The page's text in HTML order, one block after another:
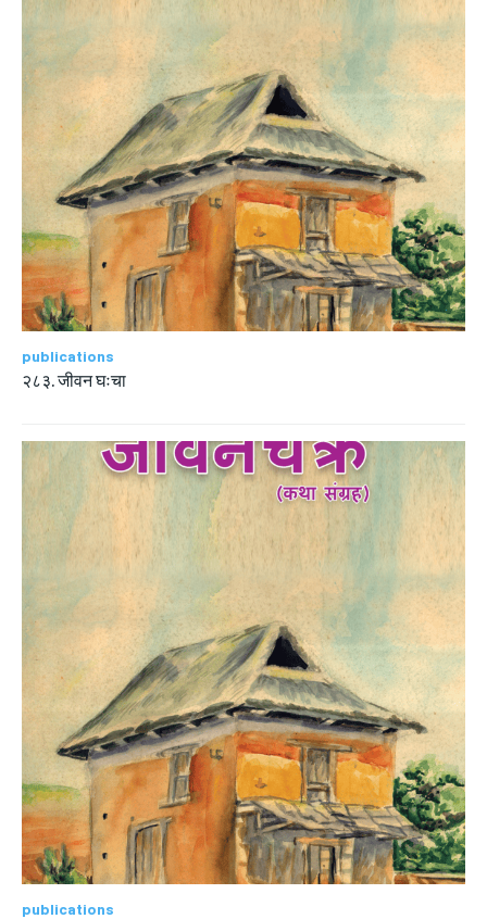
publications
२८३. जीवन घःचा
publications